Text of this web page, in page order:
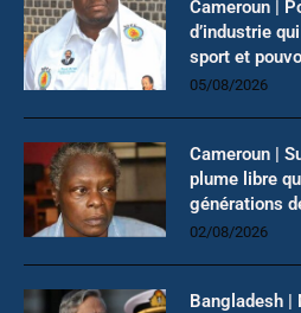
Cameroun |
d’industrie
sport et
05/08/2026
Cameroun |
plume libre
générations
02/08/2026
Bangladesh |